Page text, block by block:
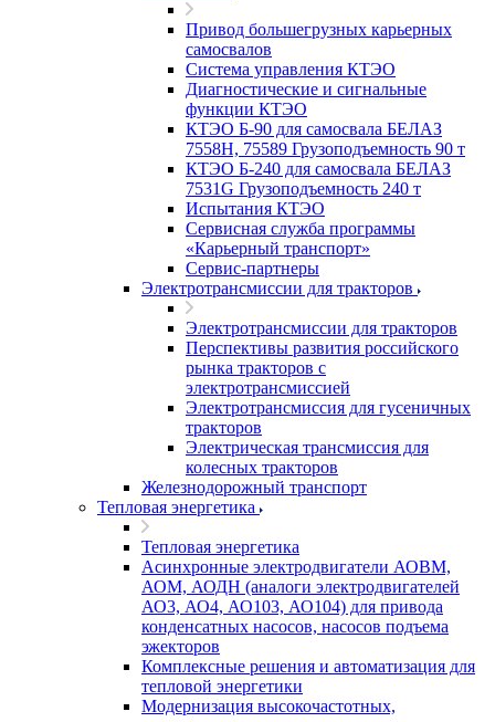
Привод большегрузных карьерных
самосвалов
Система управления КТЭО
Диагностические и сигнальные
функции КТЭО
КТЭО Б-90 для самосвала БЕЛАЗ
7558H, 75589 Грузоподъемность 90 т
КТЭО Б-240 для самосвала БЕЛАЗ
7531G Грузоподъемность 240 т
Испытания КТЭО
Сервисная служба программы
«Карьерный транспорт»
Сервис-партнеры
Электротрансмиссии для тракторов
Электротрансмиссии для тракторов
Перспективы развития российского
рынка тракторов с
электротрансмиссией
Электротрансмиссия для гусеничных
тракторов
Электрическая трансмиссия для
колесных тракторов
Железнодорожный транспорт
Тепловая энергетика
Тепловая энергетика
Асинхронные электродвигатели АОВМ,
АОМ, АОДН (аналоги электродвигателей
АО3, АО4, АО103, АО104) для привода
конденсатных насосов, насосов подъема
эжекторов
Комплексные решения и автоматизация для
тепловой энергетики
Модернизация высокочастотных,